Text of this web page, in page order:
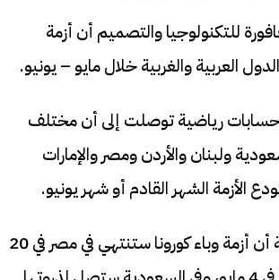
للتكنولوجيا والتصميم أن أزمة
العربية والغربية خلال مايو – يونيو.
رياضية توصلت إلى أن مختلف
ولبنان والأردن ومصر والإمارات
الأزمة الشهر القادم أو شهر يونيو.
تظهر نتائج الدراسة أن أزمة وباء كورونا ستنتهي في مصر في 20